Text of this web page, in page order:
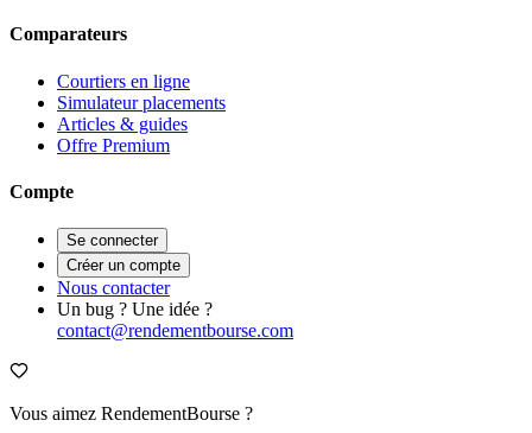
Comparateurs
Courtiers en ligne
Simulateur placements
Articles & guides
Offre Premium
Compte
Se connecter
Créer un compte
Nous contacter
Un bug ? Une idée ?
contact@rendementbourse.com
Vous aimez RendementBourse ?